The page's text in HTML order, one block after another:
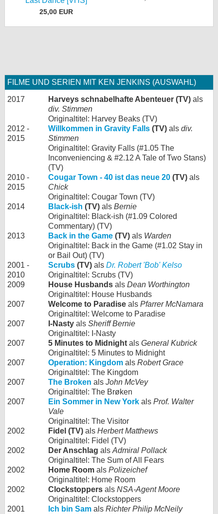
25,00 EUR
FILME UND SERIEN MIT KEN JENKINS (AUSWAHL)
2017 Harveys schnabelhafte Abenteuer (TV) als
div. Stimmen
Originaltitel: Harvey Beaks (TV)
2012 -
2015
Willkommen in Gravity Falls (TV) als div.
Stimmen
Originaltitel: Gravity Falls (#1.05 The
Inconveniencing & #2.12 A Tale of Two Stans)
(TV)
2010 -
2015
Cougar Town - 40 ist das neue 20 (TV) als
Chick
Originaltitel: Cougar Town (TV)
2014
Black-ish (TV) als Bernie
Originaltitel: Black-ish (#1.09 Colored
Commentary) (TV)
2013
Back in the Game (TV) als Warden
Originaltitel: Back in the Game (#1.02 Stay in
or Bail Out) (TV)
2001 -
2010
Scrubs (TV) als Dr. Robert 'Bob' Kelso
Originaltitel: Scrubs (TV)
2009
House Husbands als Dean Worthington
Originaltitel: House Husbands
2007
Welcome to Paradise als Pfarrer McNamara
Originaltitel: Welcome to Paradise
2007
I-Nasty als Sheriff Bernie
Originaltitel: I-Nasty
2007
5 Minutes to Midnight als General Kubrick
Originaltitel: 5 Minutes to Midnight
2007
Operation: Kingdom als Robert Grace
Originaltitel: The Kingdom
2007
The Broken als John McVey
Originaltitel: The Brøken
2007
Ein Sommer in New York als Prof. Walter
Vale
Originaltitel: The Visitor
2002
Fidel (TV) als Herbert Matthews
Originaltitel: Fidel (TV)
2002
Der Anschlag als Admiral Pollack
Originaltitel: The Sum of All Fears
2002
Home Room als Polizeichef
Originaltitel: Home Room
2002
Clockstoppers als NSA-Agent Moore
Originaltitel: Clockstoppers
2001
Ich bin Sam als Richter Philip McNeily